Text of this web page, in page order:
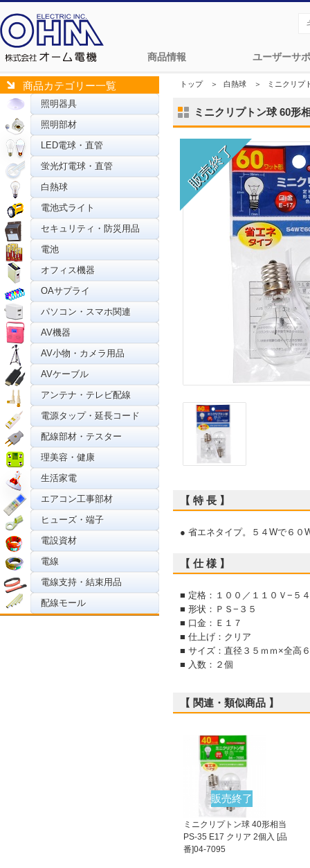
商品情報 ユーザーサ
商品カテゴリー一覧
照明器具
照明部材
LED電球・直管
蛍光灯電球・直管
白熱球
電池式ライト
セキュリティ・防災用品
電池
オフィス機器
OAサプライ
パソコン・スマホ関連
AV機器
AV小物・カメラ用品
AVケーブル
アンテナ・テレビ配線
電源タップ・延長コード
配線部材・テスター
理美容・健康
生活家電
エアコン工事部材
ヒューズ・端子
電設資材
電線
電線支持・結束用品
配線モール
トップ＞ 白熱球 ＞ ミニクリプ
ミニクリプトン球 60形
【 特 長 】
● 省エネタイプ。５４Wで６０
【 仕 様 】
■ 定格：１００／１１０Ｖ−５
■ 形状：ＰＳ−３５
■ 口金：Ｅ１７
■ 仕上げ：クリア
■ サイズ：直径３５ｍｍ×全
■ 入数：２個
【 関連・類似商品 】
販売終了
ミニクリプトン球 40形相当
PS-35 E17 クリア 2個入 [品
番]04-7095